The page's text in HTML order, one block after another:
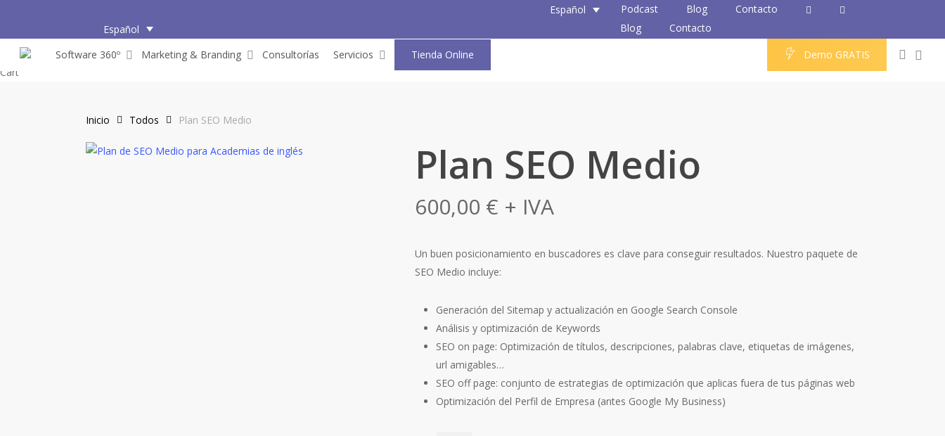
main
content
Español Podcast Blog
Contacto
Español
Blog
Contacto
Software 360º
Marketing & Branding Consultorías Servicios Tienda Online Demo GRATIS
Cart
Inicio Todos Plan SEO Medio
Plan SEO Medio
600,00 € + IVA
Un buen posicionamiento en buscadores es clave para conseguir resultados. Nuestro paquete de
SEO Medio incluye:
Generación del Sitemap y actualización en Google Search Console
Análisis y optimización de Keywords
SEO on page: Optimización de títulos, descripciones, palabras clave, etiquetas de imágenes,
url amigables…
SEO off page: conjunto de estrategias de optimización que aplicas fuera de tus páginas web
Optimización del Perfil de Empresa (antes Google My Business)